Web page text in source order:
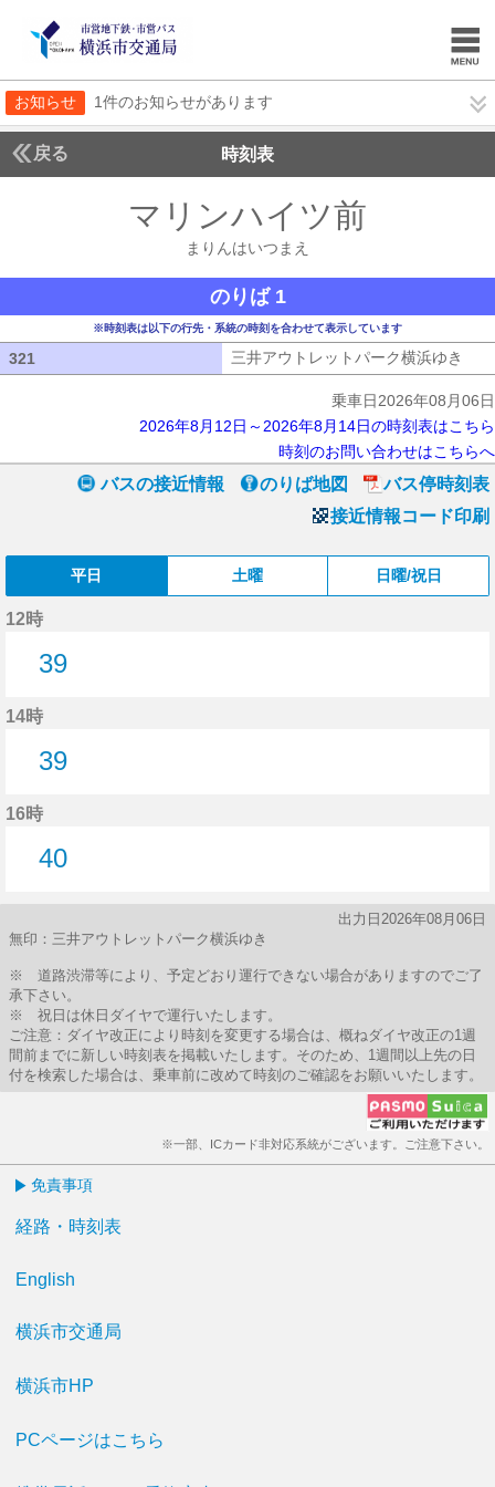
お知らせ 1件のお知らせがあります
戻る 時刻表
マリンハイツ前
まりんはいつまえ
のりば 1
※時刻表は以下の行先・系統の時刻を合わせて表示しています
321 三井アウトレットパーク横浜ゆき
乗車日2026年08月06日
2026年8月12日～2026年8月14日の時刻表はこちら
時刻のお問い合わせはこちらへ
バスの接近情報 のりば地図
バス停時刻表
接近情報コード印刷
平日 土曜 日曜/祝日
12時
39
14時
39
16時
40
出力日2026年08月06日
無印：三井アウトレットパーク横浜ゆき
※ 道路渋滞等により、予定どおり運行できない場合がありますのでご了
承下さい。
※ 祝日は休日ダイヤで運行いたします。
ご注意：ダイヤ改正により時刻を変更する場合は、概ねダイヤ改正の1週
間前までに新しい時刻表を掲載いたします。そのため、1週間以上先の日
付を検索した場合は、乗車前に改めて時刻のご確認をお願いいたします。
※一部、ICカード非対応系統がございます。ご注意下さい。
免責事項
経路・時刻表
English
横浜市交通局
横浜市HP
PCページはこちら